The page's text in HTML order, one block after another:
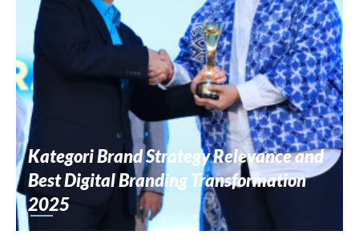
Kategori Brand Strategy Relevance and
Best Digital Branding Transformation
2025